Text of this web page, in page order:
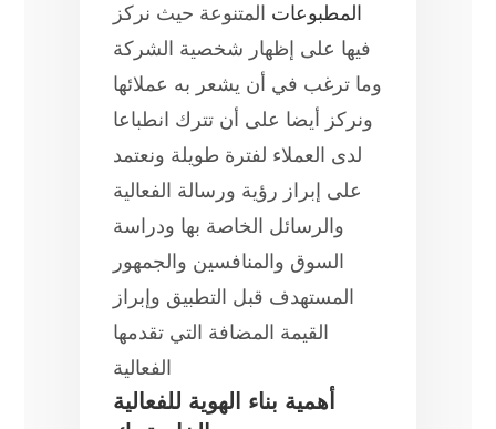
المطبوعات المتنوعة حيث نركز
فيها على إظهار شخصية الشركة
وما ترغب في أن يشعر به عملائها
ونركز أيضا على أن تترك انطباعا
لدى العملاء لفترة طويلة ونعتمد
على إبراز رؤية ورسالة الفعالية
والرسائل الخاصة بها ودراسة
السوق والمنافسين والجمهور
المستهدف قبل التطبيق وإبراز
القيمة المضافة التي تقدمها
الفعالية
أهمية بناء الهوية للفعالية